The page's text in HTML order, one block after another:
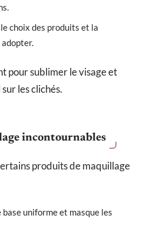
choix des produits et la
pour sublimer le visage et
les clichés.
incontournables
produits de maquillage
base uniforme et masque les